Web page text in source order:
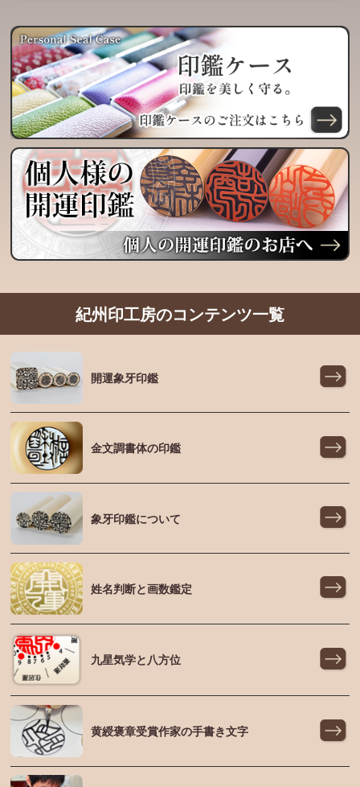
紀州印工房のコンテンツ一覧
開運象牙印鑑
金文調書体の印鑑
象牙印鑑について
姓名判断と画数鑑定
九星気学と八方位
黄綬褒章受賞作家の手書き文字